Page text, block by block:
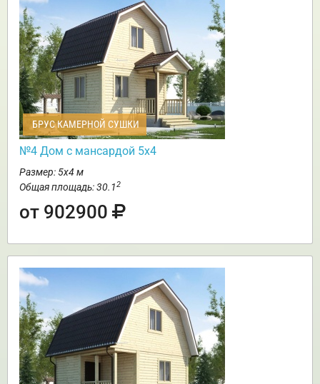
БРУС КАМЕРНОЙ СУШКИ
№4 Дом с мансардой 5х4
Размер: 5х4 м
Общая площадь: 30.12
от 902900